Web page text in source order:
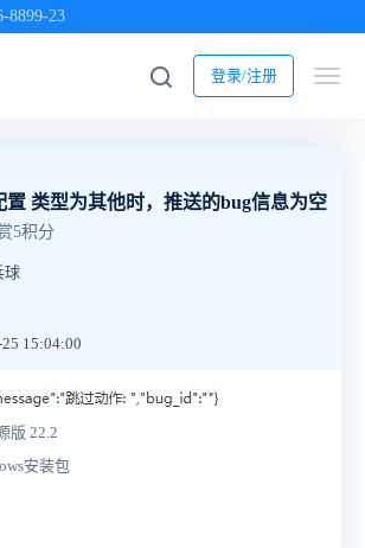
8899-23
登录/注册
置 类型为其他时，推送的bug信息为空
5积分
球
15:04:00
版 22.2
安装包